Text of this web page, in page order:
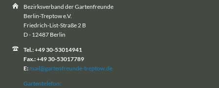
Bezirksverband der Gartenfreunde
Berlin-Treptow e.V.
Friedrich-List-Straße 2 B
D - 12487 Berlin
Tel.: +49 30-53014941
Fax.: +49 30-53017789
E: mail@gartenfreunde-treptow.de
Gartentelefon: